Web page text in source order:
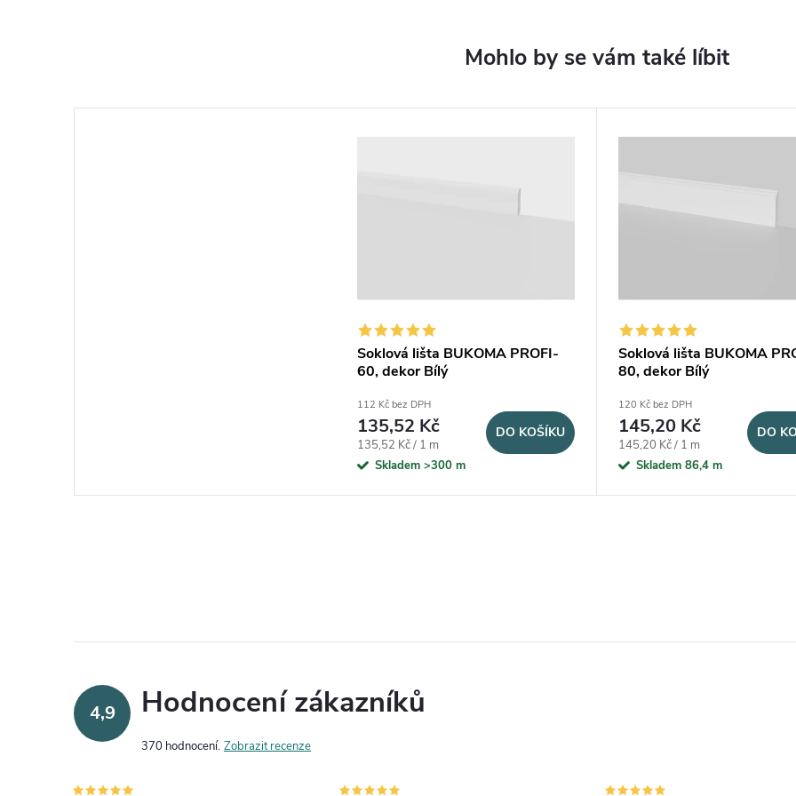
Soklová lišta BUKOMA PROFI-
60, dekor Bílý
112 Kč bez DPH
135,52 Kč
Měrná cena:
135,52 Kč / 1 m
Skladem >300 m
DO KOŠÍKU
Soklová lišta BUKOMA
80, dekor Bílý
120 Kč bez DPH
145,20 Kč
Měrná cena:
145,20 Kč / 1 m
Skladem 86,4 m
DO
4,9 Hodnocení zákazníků
370 hodnocení Zobrazit recenze